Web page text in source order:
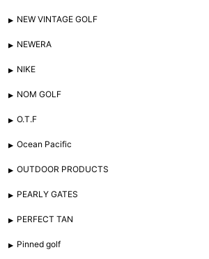
NEW VINTAGE GOLF
NEWERA
NIKE
NOM GOLF
O.T.F
Ocean Pacific
OUTDOOR PRODUCTS
PEARLY GATES
PERFECT TAN
Pinned golf